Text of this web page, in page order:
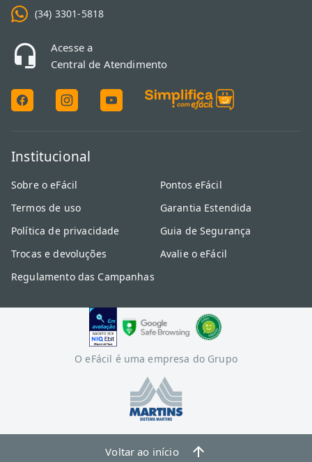
(34) 3301-5818
Acesse a
Central de Atendimento
Institucional
Sobre o eFácil
Termos de uso
Política de privacidade
Trocas e devoluções
Regulamento das Campanhas
Pontos eFácil
Garantia Estendida
Guia de Segurança
Avalie o eFácil
O eFácil é uma empresa do Grupo
Voltar ao início